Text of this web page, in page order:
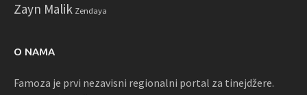
Zayn Malik Zendaya
O NAMA
Famoza je prvi nezavisni regionalni portal za tinejdžere.